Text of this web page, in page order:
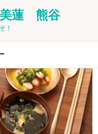
蓮 熊谷
！